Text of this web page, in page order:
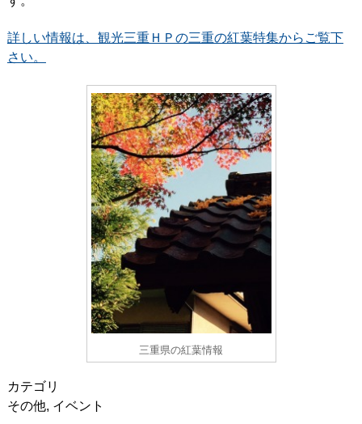
詳しい情報は、観光三重ＨＰの三重の紅葉特集からご覧下
さい。
三重県の紅葉情報
カテゴリ
その他, イベント